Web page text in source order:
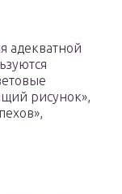
адекватной
рисунок»,